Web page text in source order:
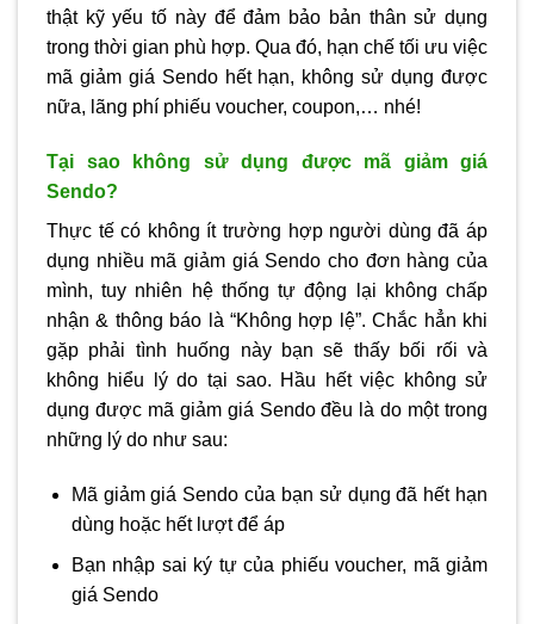
thật kỹ yếu tố này để đảm bảo bản thân sử dụng
trong thời gian phù hợp. Qua đó, hạn chế tối ưu việc
mã giảm giá Sendo hết hạn, không sử dụng được
nữa, lãng phí phiếu voucher, coupon,… nhé!
Tại sao không sử dụng được mã giảm giá
Sendo?
Thực tế có không ít trường hợp người dùng đã áp
dụng nhiều mã giảm giá Sendo cho đơn hàng của
mình, tuy nhiên hệ thống tự động lại không chấp
nhận & thông báo là “Không hợp lệ”. Chắc hẳn khi
gặp phải tình huống này bạn sẽ thấy bối rối và
không hiểu lý do tại sao. Hầu hết việc không sử
dụng được mã giảm giá Sendo đều là do một trong
những lý do như sau:
Mã giảm giá Sendo của bạn sử dụng đã hết hạn
dùng hoặc hết lượt để áp
Bạn nhập sai ký tự của phiếu voucher, mã giảm
giá Sendo